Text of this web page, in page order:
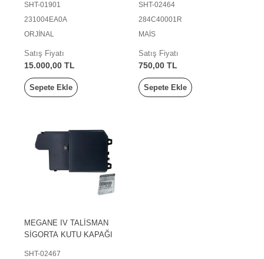
(ŞARJ DİNAMOSU) 14 V 80
/ 150 A
SHT-01901
231004EA0A
ORJİNAL
Satış Fiyatı
15.000,00 TL
Sepete Ekle
BAĞLANTI ÜNİTESİ
KAPAĞI
SHT-02464
284C40001R
MAİS
Satış Fiyatı
750,00 TL
Sepete Ekle
MEGANE IV TALİSMAN
SİGORTA KUTU KAPAĞI
SHT-02467